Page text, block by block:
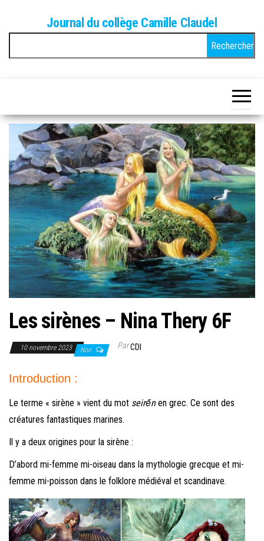
content
Journal du collège Camille Claudel
Les sirènes – Nina Thery 6F
10 novembre 2023 Non ParCDI
Introduction :
Le terme « sirène » vient du mot seirḗnen grec. Ce sont des
créatures fantastiques marines.
Il y a deux origines pour la sirène :
D’abord mi-femme mi-oiseau dans la mythologie grecque et mi-
femme mi-poisson dans le folklore médiéval et scandinave.